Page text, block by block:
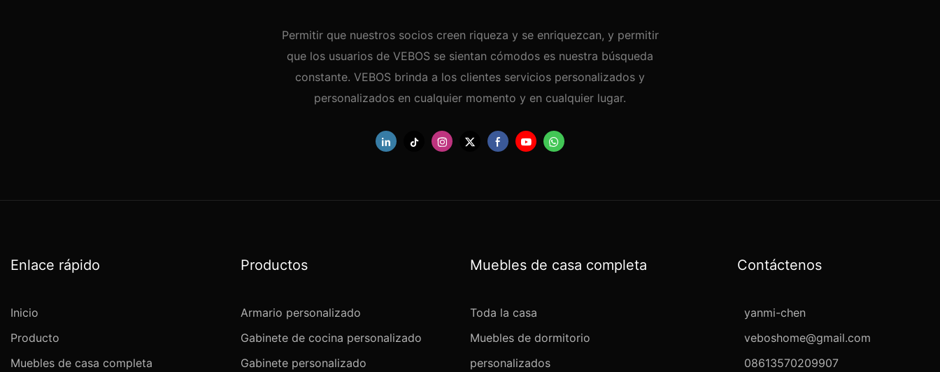
Permitir que nuestros socios creen riqueza y se enriquezcan, y permitir
que los usuarios de VEBOS se sientan cómodos es nuestra búsqueda
constante. VEBOS brinda a los clientes servicios personalizados y
personalizados en cualquier momento y en cualquier lugar.
Enlace rápido
Inicio
Producto
Muebles de casa completa
Productos
Armario personalizado
Gabinete de cocina personalizado
Gabinete personalizado
Muebles de casa completa
Toda la casa
Muebles de dormitorio
personalizados
Contáctenos
yanmi-chen
veboshome@gmail.com
08613570209907